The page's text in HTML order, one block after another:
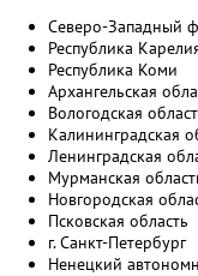
Северо-Западный
Республика
Республика Коми
Архангельская
Вологодская
Калининградская
Ленинградская
Мурманская
Новгородская
Псковская область
г. Санкт-Петербург
Ненецкий